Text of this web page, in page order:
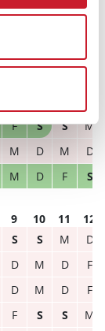
F S S
M
M D M
D
M D F S
9 10 11
12
S S M
D
D M D
F
D M D
F
F S S
M